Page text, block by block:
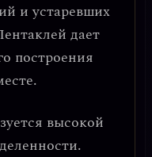
и устаревших
дает
построения
высокой
.